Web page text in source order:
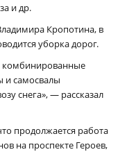
и др.
Кропотина, в
уборка дорог.
комбинированные
и самосвалы
снега», — рассказал
продолжается работа
на проспекте Героев,